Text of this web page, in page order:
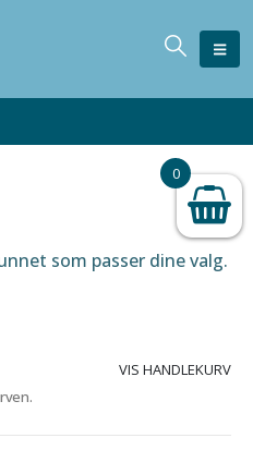
som passer dine valg.
VIS HANDLEKURV
0